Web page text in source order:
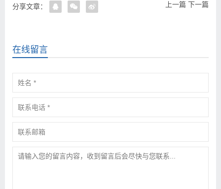
上一篇 下一篇
分享文章：
在线留言